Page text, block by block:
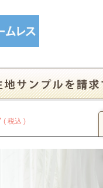
税込